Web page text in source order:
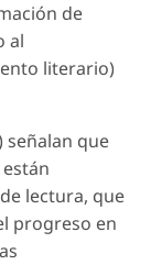
de
al
literario)
señalan que
lectura, que
progreso en